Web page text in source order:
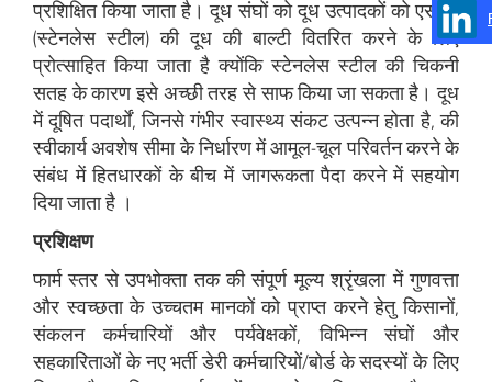
प्रशिक्षित किया जाता है। दूध संघों को दूध उत्पादकों को एसएस
(स्टेनलेस स्टील) की दूध की बाल्टी वितरित करने के लिए
प्रोत्साहित किया जाता है क्योंकि स्टेनलेस स्टील की चिकनी
सतह के कारण इसे अच्छी तरह से साफ किया जा सकता है। दूध
में दूषित पदार्थों, जिनसे गंभीर स्वास्थ्य संकट उत्पन्न होता है, की
स्वीकार्य अवशेष सीमा के निर्धारण में आमूल-चूल परिवर्तन करने के
संबंध में हितधारकों के बीच में जागरूकता पैदा करने में सहयोग
दिया जाता है ।
प्रशिक्षण
फार्म स्तर से उपभोक्ता तक की संपूर्ण मूल्य श्रृंखला में गुणवत्ता
और स्वच्छता के उच्चतम मानकों को प्राप्त करने हेतु किसानों,
संकलन कर्मचारियों और पर्यवेक्षकों, विभिन्न संघों और
सहकारिताओं के नए भर्ती डेरी कर्मचारियों/बोर्ड के सदस्‍यों के लिए